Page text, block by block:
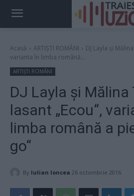
Acasă ARTIȘTI ROMÂNI
DJ Layla şi
varianta în limba română...
ARTIȘTI ROMÂNI
DJ Layla şi Mălina
lasant „Ecou“,
limba română a
go“
By Iulian Ioncea 26 octombrie 2016